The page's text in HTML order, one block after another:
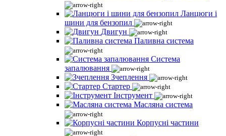
Ланцюги і
шини для бензопил
Двигун
Паливна система
Система
запалювання
Зчеплення
Стартер
Інструмент
Масляна система
Корпусні частини